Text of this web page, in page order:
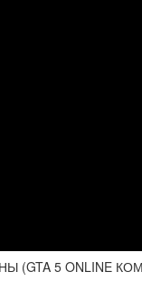
(GTA 5 ONLINE